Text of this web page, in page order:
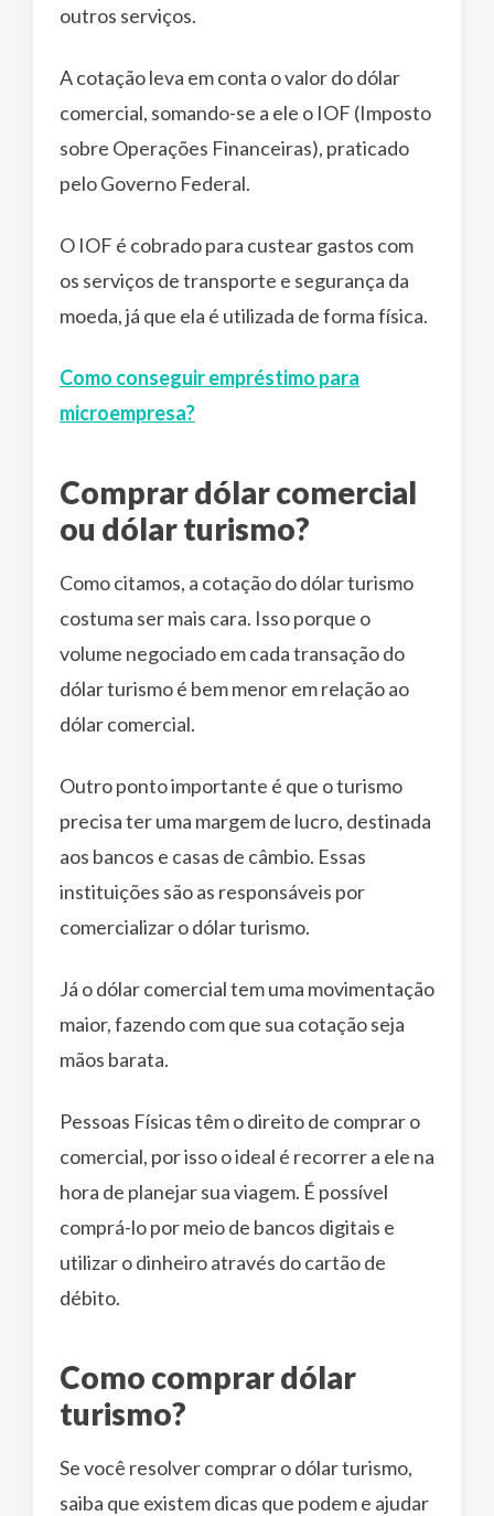
outros serviços.
A cotação leva em conta o valor do dólar
comercial, somando-se a ele o IOF (Imposto
sobre Operações Financeiras), praticado
pelo Governo Federal.
O IOF é cobrado para custear gastos com
os serviços de transporte e segurança da
moeda, já que ela é utilizada de forma física.
Como conseguir empréstimo para
microempresa?
Comprar dólar comercial
ou dólar turismo?
Como citamos, a cotação do dólar turismo
costuma ser mais cara. Isso porque o
volume negociado em cada transação do
dólar turismo é bem menor em relação ao
dólar comercial.
Outro ponto importante é que o turismo
precisa ter uma margem de lucro, destinada
aos bancos e casas de câmbio. Essas
instituições são as responsáveis por
comercializar o dólar turismo.
Já o dólar comercial tem uma movimentação
maior, fazendo com que sua cotação seja
mãos barata.
Pessoas Físicas têm o direito de comprar o
comercial, por isso o ideal é recorrer a ele na
hora de planejar sua viagem. É possível
comprá-lo por meio de bancos digitais e
utilizar o dinheiro através do cartão de
débito.
Como comprar dólar
turismo?
Se você resolver comprar o dólar turismo,
saiba que existem dicas que podem e ajudar